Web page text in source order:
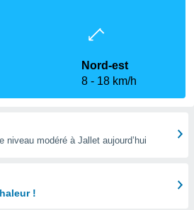
Nord-est
8
18 km/h
niveau modéré à Jallet aujourd’hui
!